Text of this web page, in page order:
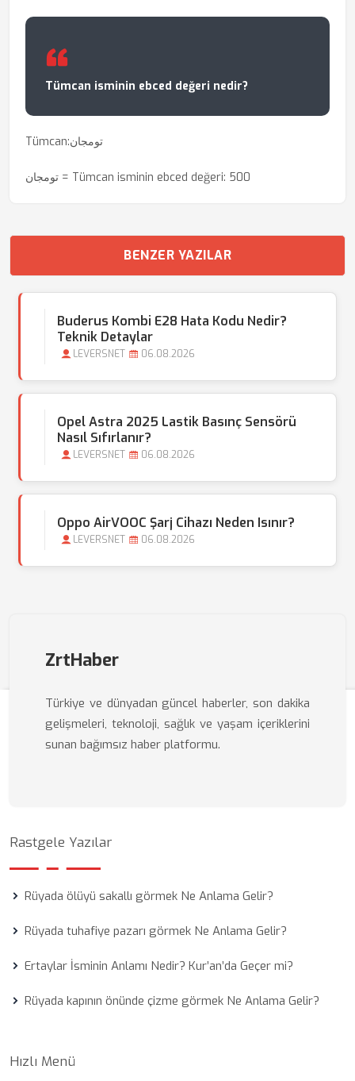
Tümcan isminin ebced değeri nedir?
Tümcan:تومجان
تومجان = Tümcan isminin ebced değeri: 500
BENZER YAZILAR
Buderus Kombi E28 Hata Kodu Nedir?
Teknik Detaylar
LEVERSNET 06.08.2026
Opel Astra 2025 Lastik Basınç Sensörü
Nasıl Sıfırlanır?
LEVERSNET 06.08.2026
Oppo AirVOOC Şarj Cihazı Neden Isınır?
LEVERSNET 06.08.2026
ZrtHaber
Türkiye ve dünyadan güncel haberler, son dakika
gelişmeleri, teknoloji, sağlık ve yaşam içeriklerini
sunan bağımsız haber platformu.
Rastgele Yazılar
Rüyada ölüyü sakallı görmek Ne Anlama Gelir?
Rüyada tuhafiye pazarı görmek Ne Anlama Gelir?
Ertaylar İsminin Anlamı Nedir? Kur’an’da Geçer mi?
Rüyada kapının önünde çizme görmek Ne Anlama Gelir?
Hızlı Menü